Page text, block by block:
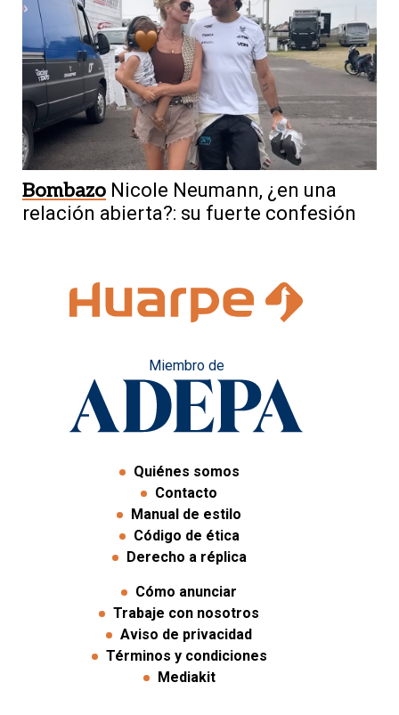
Bombazo Nicole Neumann, ¿en una
relación abierta?: su fuerte confesión
Miembro de
Quiénes somos
Contacto
Manual de estilo
Código de ética
Derecho a réplica
Cómo anunciar
Trabaje con nosotros
Aviso de privacidad
Términos y condiciones
Mediakit